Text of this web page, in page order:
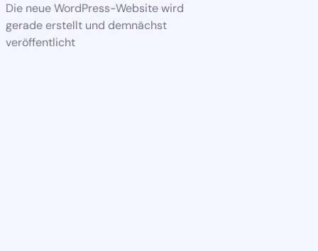
Die neue WordPress-Website wird
gerade erstellt und demnächst
veröffentlicht